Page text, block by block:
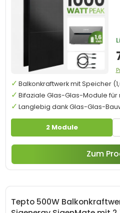
2 Module
Balkonkraftwerk mit Speicher
Bifaziale Glas-Glas-Module für
Langlebig dank Glas-Glas-
Zum
Tepto 500W